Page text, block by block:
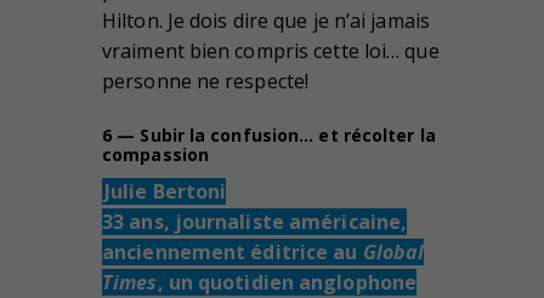
Hilton. Je dois dire que je n’ai jamais
vraiment bien compris cette loi… que
personne ne respecte!
6 — Subir la confusion… et récolter la
compassion
Julie Bertoni
33 ans, journaliste américaine,
anciennement éditrice au Global
Times, un quotidien anglophone